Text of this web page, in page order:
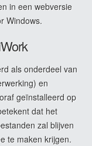
in een webversie
Windows.
als onderdeel van
en
geïnstalleerd op
dat het
zal blijven
te maken krijgen.